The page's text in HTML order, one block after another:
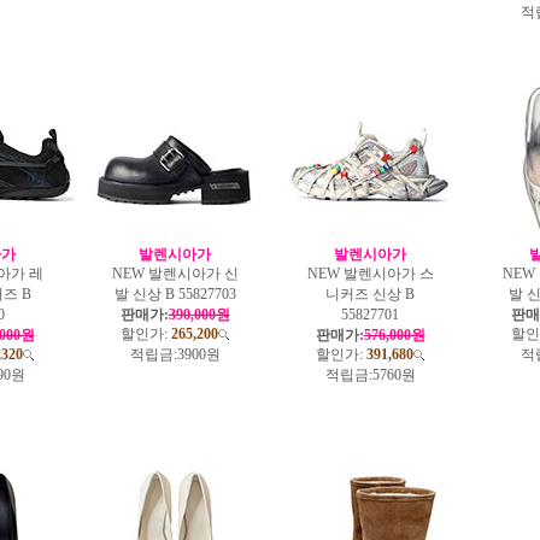
적
가 레
즈 B
원
원
발렌시아가
NEW 발렌시아가 신
발 신상 B 55827703
판매가:390,000원
할인가: 265,200
적립금:3900원
발렌시아가
NEW 발렌시아가 스
니커즈 신상 B
55827701
판매가:576,000원
할인가: 391,680
적립금:5760원
NEW
발
판
할
적